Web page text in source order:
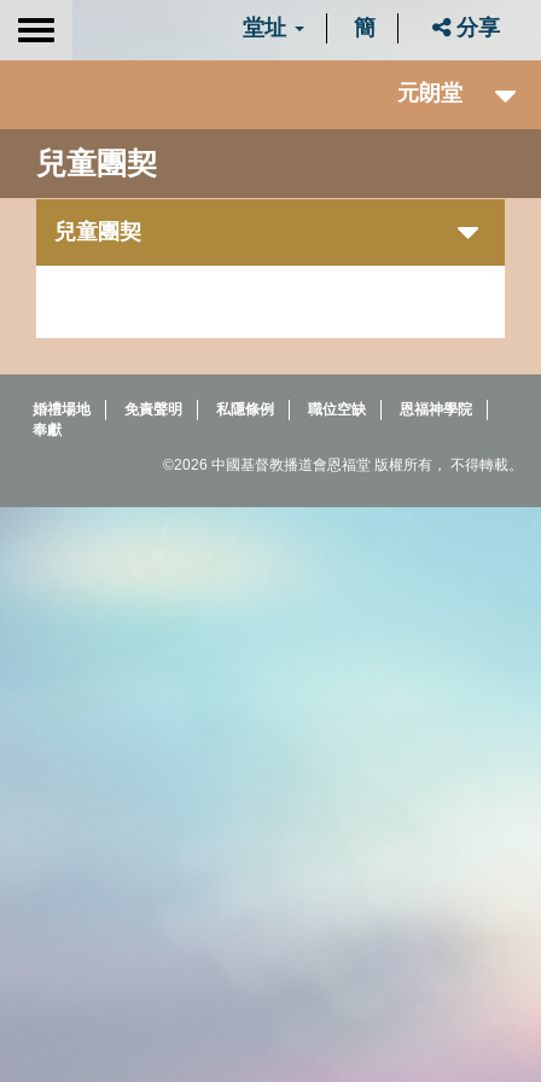
Toggle
堂址 簡 分享
元朗堂
兒童團契
兒童團契
婚禮場地 免責聲明 私隱條例 職位空缺
恩福神學院
奉獻
©2026 中國基督教播道會恩福堂 版權所有， 不得轉載。